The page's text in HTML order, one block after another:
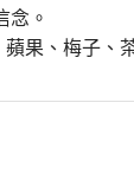
念。
果、梅子、